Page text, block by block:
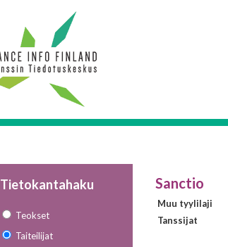
Tietokantahaku
Teokset
Taiteilijat
Sanctio
Muu tyylilaji
Tanssijat